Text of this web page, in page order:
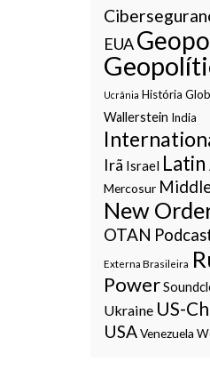
EUA
Ucrânia História
Wallerstein India
Irã Israel
Mercosur
New
OTAN
Externa Brasileira
Power
Ukraine US-
USAVenezuela